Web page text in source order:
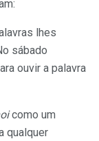
lhes
sábado
ouvir a palavra
como um
qualquer